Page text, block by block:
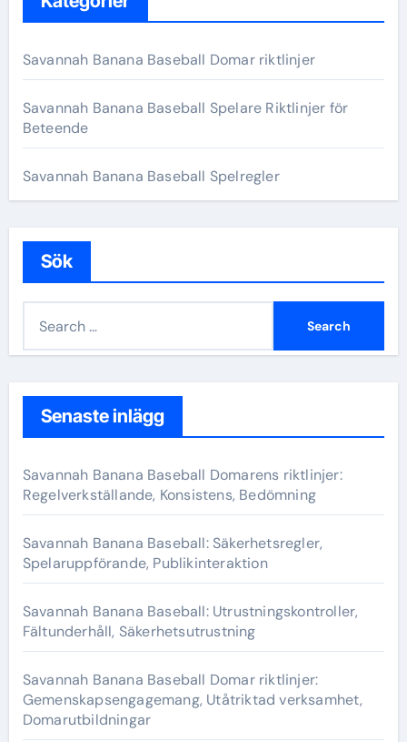
Savannah Banana Baseball Domar riktlinjer
Savannah Banana Baseball Spelare Riktlinjer för
Beteende
Savannah Banana Baseball Spelregler
Sök
h
f
o
r
:
Senaste inlägg
Savannah Banana Baseball Domarens riktlinjer:
Regelverkställande, Konsistens, Bedömning
Savannah Banana Baseball: Säkerhetsregler,
Spelaruppförande, Publikinteraktion
Savannah Banana Baseball: Utrustningskontroller,
Fältunderhåll, Säkerhetsutrustning
Savannah Banana Baseball Domar riktlinjer:
Gemenskapsengagemang, Utåtriktad verksamhet,
Domarutbildningar